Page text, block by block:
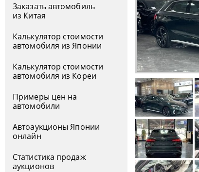
Заказать автомобиль
из Китая
Калькулятор стоимости
автомобиля из Японии
Калькулятор стоимости
автомобиля из Кореи
Примеры цен на
автомобили
Автоаукционы Японии
онлайн
Статистика продаж
аукционов